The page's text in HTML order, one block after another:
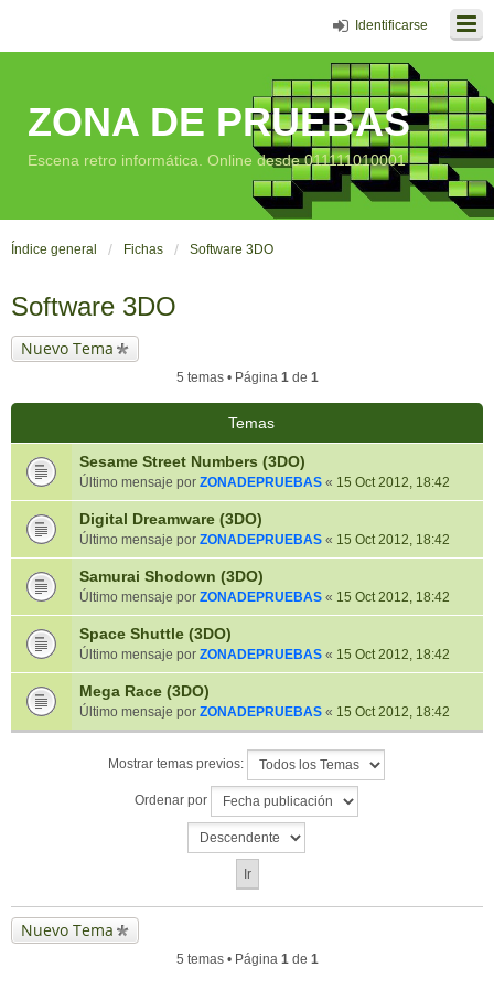
Identificarse
ZONA DE PRUEBAS
Escena retro informática. Online desde 011111010001
Índice general Fichas Software 3DO
Software 3DO
Nuevo Tema
5 temas • Página 1de 1
Temas
Sesame Street Numbers (3DO)
Último mensaje por ZONADEPRUEBAS « 15 Oct 2012, 18:42
Digital Dreamware (3DO)
Último mensaje por ZONADEPRUEBAS « 15 Oct 2012, 18:42
Samurai Shodown (3DO)
Último mensaje por ZONADEPRUEBAS « 15 Oct 2012, 18:42
Space Shuttle (3DO)
Último mensaje por ZONADEPRUEBAS « 15 Oct 2012, 18:42
Mega Race (3DO)
Último mensaje por ZONADEPRUEBAS « 15 Oct 2012, 18:42
Mostrar temas previos:
Ordenar por
Nuevo Tema
5 temas • Página 1de 1